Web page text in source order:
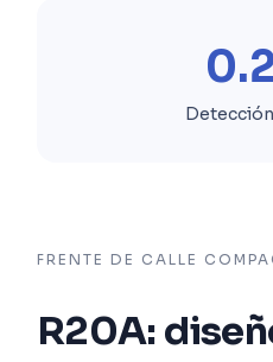
FRENTE DE CALLE
R20A: